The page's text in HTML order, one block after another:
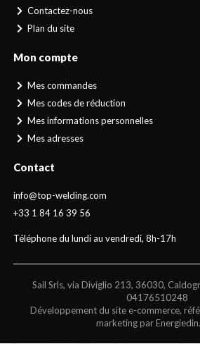
Contactez-nous
Plan du site
Mon compte
Mes commandes
Mes codes de réduction
Mes informations personnelles
Mes adresses
Contact
info@top-welding.com
+33 1 84 16 39 56
Téléphone du lundi au vendredi, 8h-17h
Sail Srls, via Diviglio 213, 36030,
04176510248
Développement du site e-commerce,
marketing par